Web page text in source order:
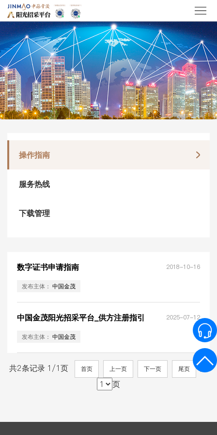
操作指南
服务热线
下载管理
数字证书申请指南 2018-10-16
发布主体： 中国金茂
中国金茂阳光招采平台_供方注册指引 2025-07-12
发布主体： 中国金茂
共2条记录 1/1页 首页 上一页 下一页 尾页
第
页